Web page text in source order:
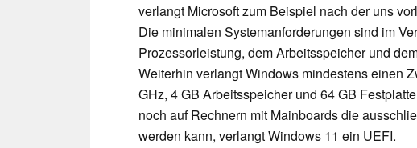
verlangt Microsoft zum Beispiel nach der uns
Die minimalen Systemanforderungen sind im
Prozessorleistung, dem Arbeitsspeicher und
Weiterhin verlangt Windows mindestens einen
GHz, 4 GB Arbeitsspeicher und 64 GB
noch auf Rechnern mit Mainboards die
werden kann, verlangt Windows 11 ein UEFI.